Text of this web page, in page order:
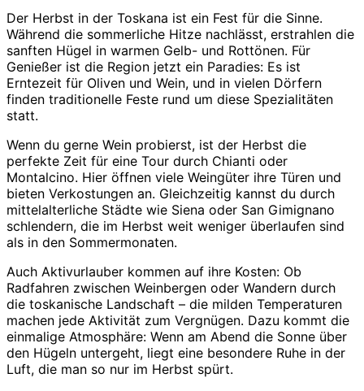
Der Herbst in der Toskana ist ein Fest für die Sinne.
Während die sommerliche Hitze nachlässt, erstrahlen die
sanften Hügel in warmen Gelb- und Rottönen. Für
Genießer ist die Region jetzt ein Paradies: Es ist
Erntezeit für Oliven und Wein, und in vielen Dörfern
finden traditionelle Feste rund um diese Spezialitäten
statt.
Wenn du gerne Wein probierst, ist der Herbst die
perfekte Zeit für eine Tour durch Chianti oder
Montalcino. Hier öffnen viele Weingüter ihre Türen und
bieten Verkostungen an. Gleichzeitig kannst du durch
mittelalterliche Städte wie Siena oder San Gimignano
schlendern, die im Herbst weit weniger überlaufen sind
als in den Sommermonaten.
Auch Aktivurlauber kommen auf ihre Kosten: Ob
Radfahren zwischen Weinbergen oder Wandern durch
die toskanische Landschaft – die milden Temperaturen
machen jede Aktivität zum Vergnügen. Dazu kommt die
einmalige Atmosphäre: Wenn am Abend die Sonne über
den Hügeln untergeht, liegt eine besondere Ruhe in der
Luft, die man so nur im Herbst spürt.